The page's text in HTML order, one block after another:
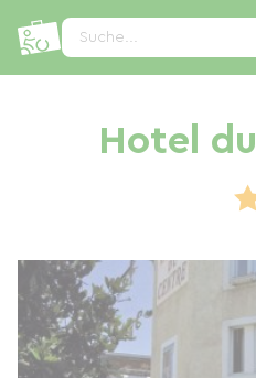
Suche...
Hotel
Cookie-Einstellungen